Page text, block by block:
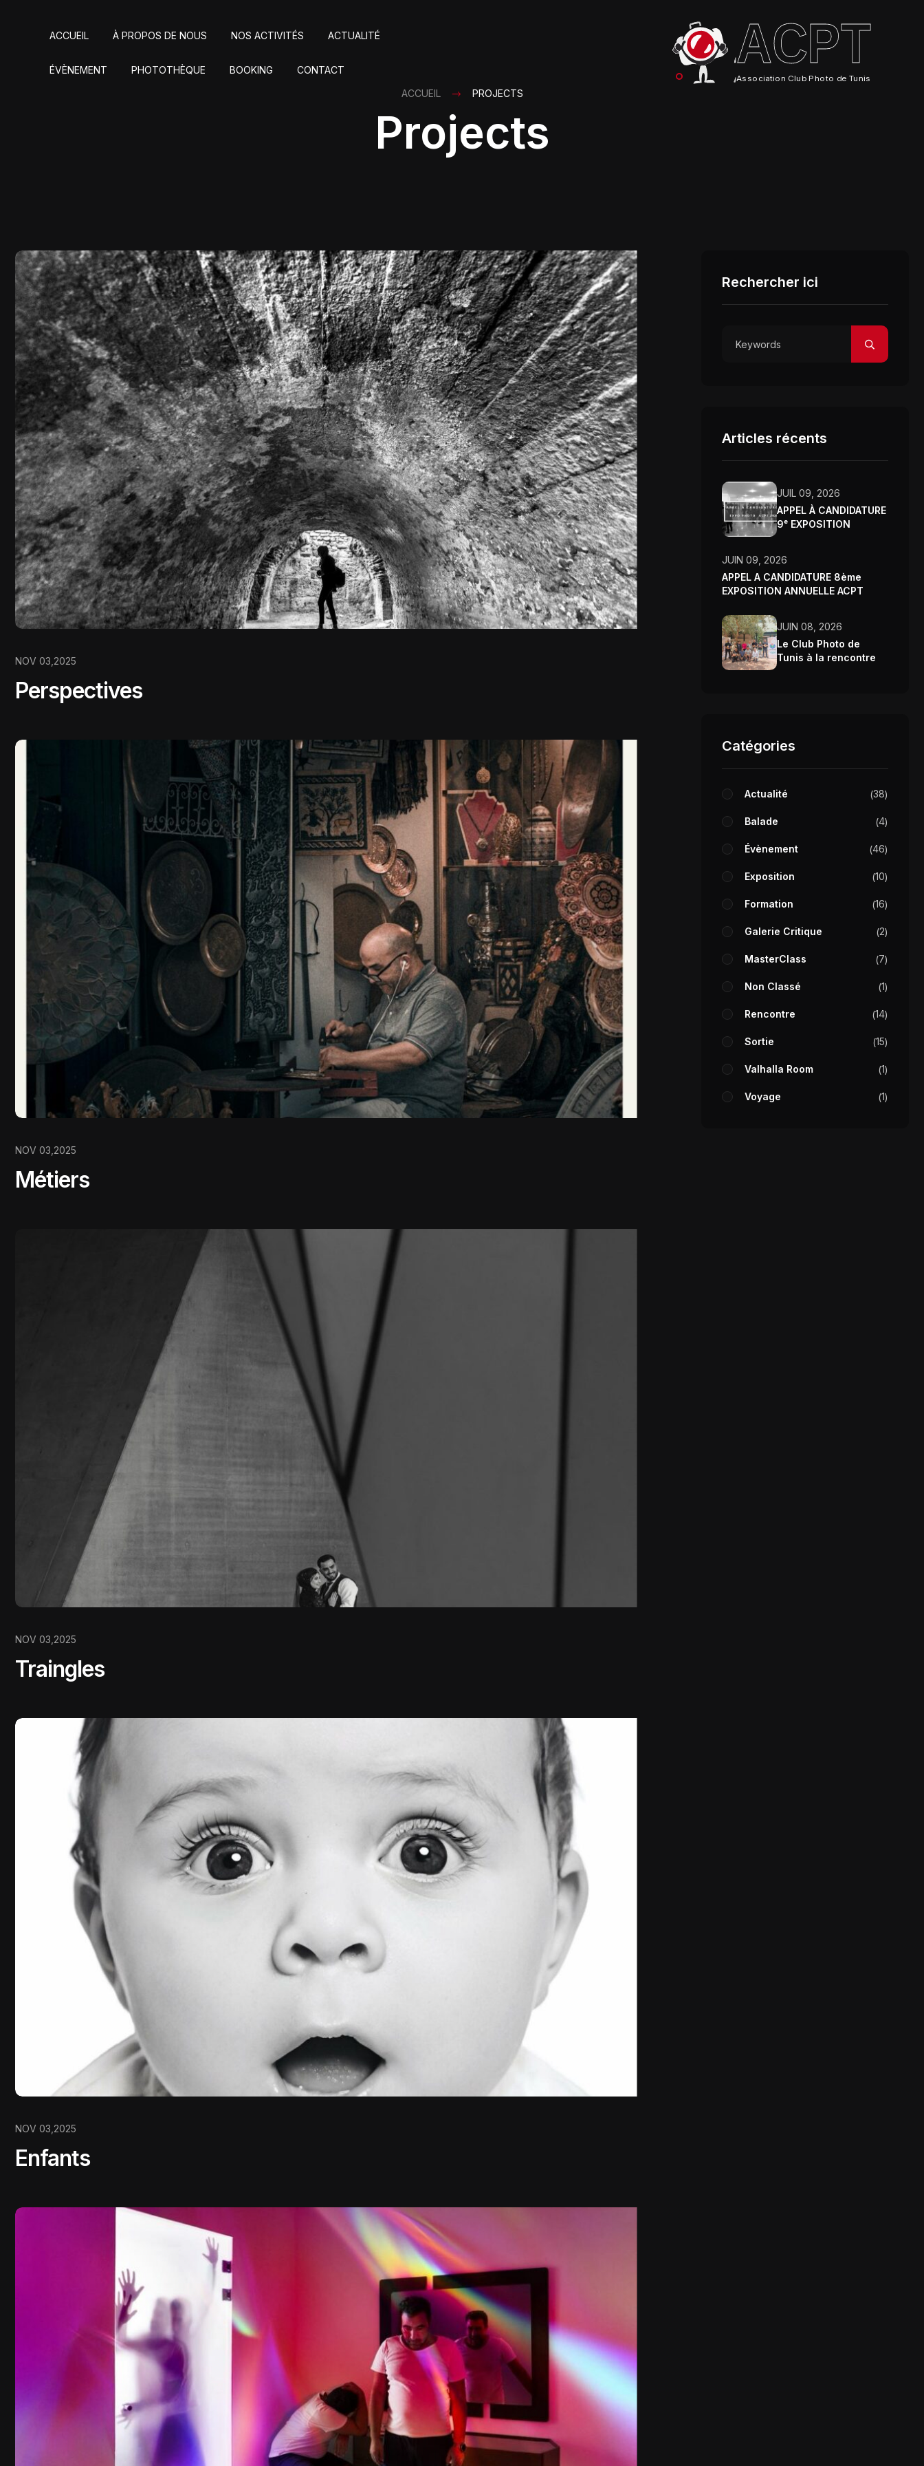
ACCUEIL À PROPOS DE NOUS NOS ACTIVITÉS ACTUALITÉ
ÉVÈNEMENT PHOTOTHÈQUE BOOKING CONTACT ACPT
Association Club Photo de Tunis
ACCUEIL PROJECTS
Projects
NOV 03,2025
Perspectives
NOV 03,2025
Métiers
NOV 03,2025
Traingles
NOV 03,2025
Enfants
Rechercher ici
Articles récents
JUIL 09, 2026
APPEL À CANDIDATURE
9ᵉ EXPOSITION
PHOTO DE TUNIS –
2026
JUIN 09, 2026
APPEL A CANDIDATURE 8ème
EXPOSITION ANNUELLE ACPT
JUIN 08, 2026
Le Club Photo de
Tunis à la rencontre
Catégories
Actualité 38
Balade 4
Évènement 46
Exposition 10
Formation 16
Galerie Critique 2
MasterClass 7
Non Classé 1
Rencontre 14
Sortie 15
Valhalla Room 1
Voyage 1